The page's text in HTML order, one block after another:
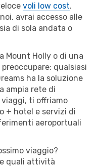
voli low cost.
avrai accesso alle
di sola andata o
Mount Holly o di una
qualsiasi
ha la soluzione
ampia rete di
ti offriamo
+ hotel e servizi di
aeroportuali
viaggio?
quali attività